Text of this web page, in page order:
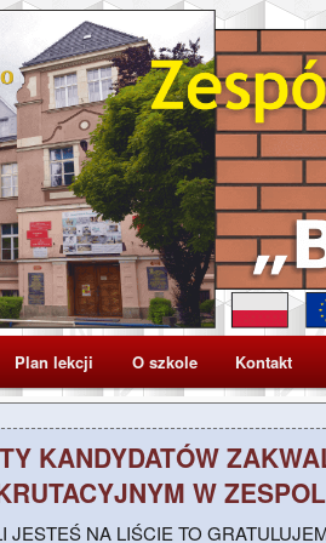
w Kłodzku
nr 1 w Kłodzku) – Budowlanka
Plan lekcji O szkole Kontakt
KANDYDATÓW
W
JESTEŚ NA LIŚCIE TO